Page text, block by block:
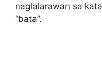
naglalarawan sa
“bata”.